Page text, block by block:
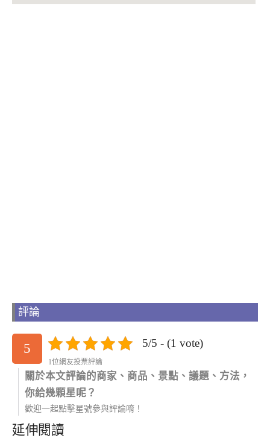
評論
5 5/5 - (1 vote)
1位網友投票評論
關於本文評論的商家、商品、景點、議題、方法，
你給幾顆星呢？
歡迎一起點擊星號參與評論唷！
延伸閱讀